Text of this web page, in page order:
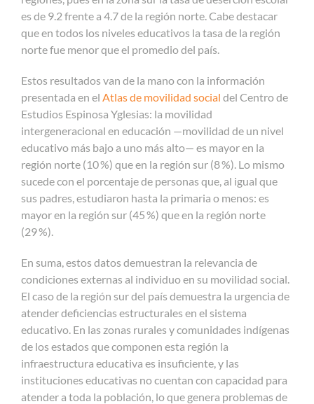
es de 9.2 frente a 4.7 de la región norte. Cabe destacar
que en todos los niveles educativos la tasa de la región
norte fue menor que el promedio del país.
Estos resultados van de la mano con la información
presentada en el Atlas de movilidad social del Centro de
Estudios Espinosa Yglesias: la movilidad
intergeneracional en educación —movilidad de un nivel
educativo más bajo a uno más alto— es mayor en la
región norte (10 %) que en la región sur (8 %). Lo mismo
sucede con el porcentaje de personas que, al igual que
sus padres, estudiaron hasta la primaria o menos: es
mayor en la región sur (45 %) que en la región norte
(29 %).
En suma, estos datos demuestran la relevancia de
condiciones externas al individuo en su movilidad social.
El caso de la región sur del país demuestra la urgencia de
atender deficiencias estructurales en el sistema
educativo. En las zonas rurales y comunidades indígenas
de los estados que componen esta región la
infraestructura educativa es insuficiente, y las
instituciones educativas no cuentan con capacidad para
atender a toda la población, lo que genera problemas de